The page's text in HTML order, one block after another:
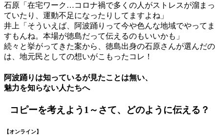
石原「在宅ワーク…コロナ禍で多くの人がストレスが溜まっ
ていたり、運動不足になったりしてますよね」
井上「そういえば、阿波踊りって今や色んな地域でやってま
すもんね。本場が徳島だって伝えるのもいいかも」
続々と挙がってきた案から、徳島出身の石原さんが選んだの
は、地元民としての想いがこもったコレ！
阿波踊りは知っているが見たことは無い、
魅力を知らない人たちへ
コピーを考えよう1～さて、どのように伝える？
【オンライン】